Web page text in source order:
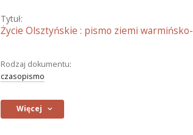
Tytuł:
Życie Olsztyńskie : pismo ziemi
Rodzaj dokumentu:
czasopismo
Więcej